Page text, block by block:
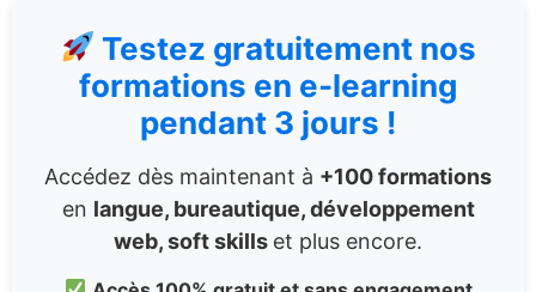
Testez gratuitement nos
formations en e-learning
pendant 3 jours !
Accédez dès maintenant à +100 formations
en langue, bureautique, développement
web, soft skills et plus encore.